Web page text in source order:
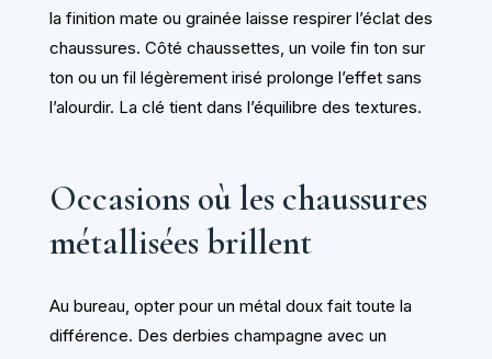
la finition mate ou grainée laisse respirer l’éclat des
chaussures. Côté chaussettes, un voile fin ton sur
ton ou un fil légèrement irisé prolonge l’effet sans
l’alourdir. La clé tient dans l’équilibre des textures.
Occasions où les chaussures
métallisées brillent
Au bureau, opter pour un métal doux fait toute la
différence. Des derbies champagne avec un